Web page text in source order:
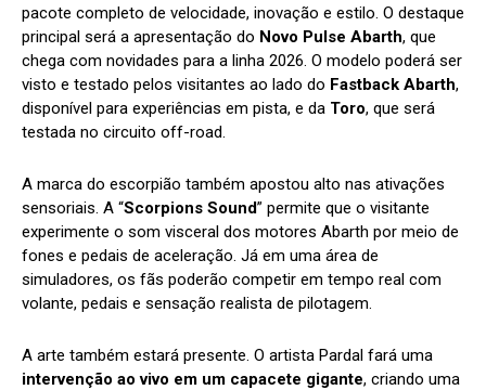
pacote completo de velocidade, inovação e estilo. O destaque
principal será a apresentação do Novo Pulse Abarth, que
chega com novidades para a linha 2026. O modelo poderá ser
visto e testado pelos visitantes ao lado do Fastback Abarth,
disponível para experiências em pista, e da Toro, que será
testada no circuito off-road.
A marca do escorpião também apostou alto nas ativações
sensoriais. A “Scorpions Sound” permite que o visitante
experimente o som visceral dos motores Abarth por meio de
fones e pedais de aceleração. Já em uma área de
simuladores, os fãs poderão competir em tempo real com
volante, pedais e sensação realista de pilotagem.
A arte também estará presente. O artista Pardal fará uma
intervenção ao vivo em um capacete gigante, criando uma